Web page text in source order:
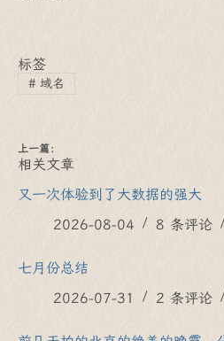
标签
#域名
上一篇：
相关文章
又一次体验到了大数据的强大
2026-08-04
8 条评论
七月份总结
2026-07-31
2 条评论